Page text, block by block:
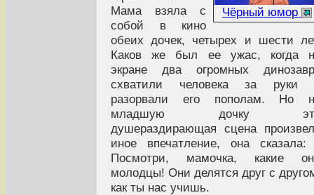
Чёрный юмор
Мама взяла с
собой в кино
обеих дочек, четырех и шести
Каков же был ее ужас, когда
экране два огромных
схватили человека за руки
разорвали его пополам. Но
младшую дочку
душераздирающая сцена
иное впечатление, она
Посмотри, мамочка, какие
молодцы! Они делятся друг с
как ты нас учишь.